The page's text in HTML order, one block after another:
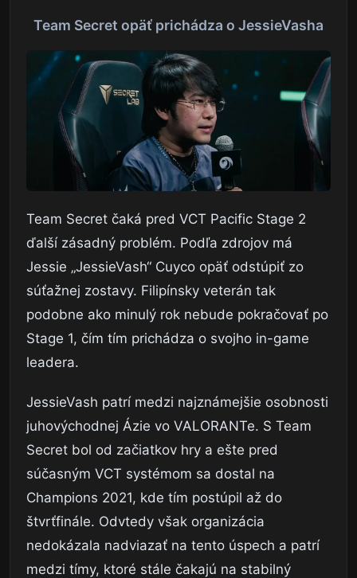
Team Secret opäť prichádza o JessieVasha
Team Secret čaká pred VCT Pacific Stage 2
ďalší zásadný problém. Podľa zdrojov má
Jessie „JessieVash“ Cuyco opäť odstúpiť zo
súťažnej zostavy. Filipínsky veterán tak
podobne ako minulý rok nebude pokračovať po
Stage 1, čím tím prichádza o svojho in-game
leadera.
JessieVash patrí medzi najznámejšie osobnosti
juhovýchodnej Ázie vo VALORANTe. S Team
Secret bol od začiatkov hry a ešte pred
súčasným VCT systémom sa dostal na
Champions 2021, kde tím postúpil až do
štvrťfinále. Odvtedy však organizácia
nedokázala nadviazať na tento úspech a patrí
medzi tímy, ktoré stále čakajú na stabilný